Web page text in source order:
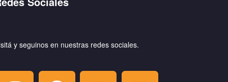
y seguinos en nuestras redes sociales.